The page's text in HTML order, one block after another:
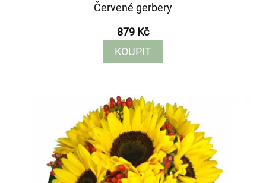
Červené gerbery
879 Kč
KOUPIT